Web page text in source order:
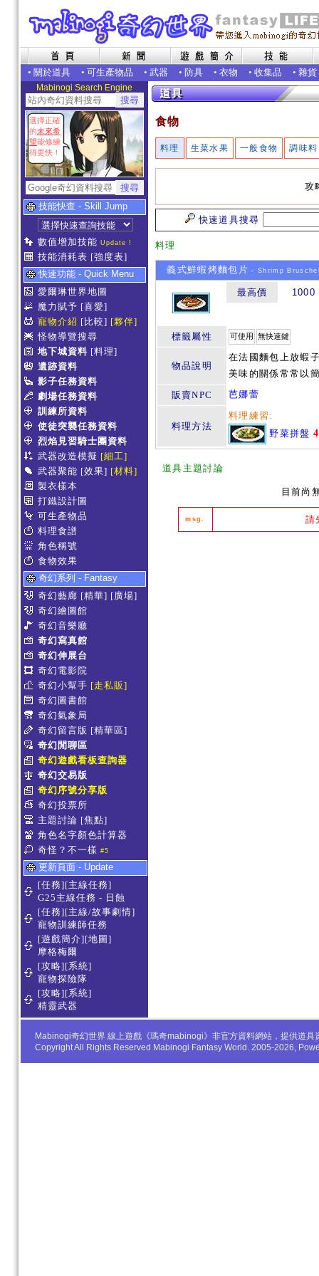
• 關於道具 • 可生產物品 • 武器 • 防具 • 衣物 • 收集品 • 雜貨
Mabinogi Search Engine
選擇正確
的未來希
望能修練
得更快！
技能快查 - Skill Jump
數值增加技能 Update !
技能消耗表 [強度表]
快速功能 - Quick Menu
愛爾琳世界地圖
魔力賦予 [喜愛]
寵物介紹 [比較] [夥伴]
怪物導覽搜尋
地下城資料 [料理]
遺跡資料
影子任務資料
劇場任務資料
訓練所資料
使徒突襲任務資料
烈焰見習騎士團資料
武器改造模擬 [細工]
武器聚能 [效果] [材料]
製衣樣本
打鐵設計圖
可生產物品
料理食譜
角色稱號
食物效果
奇幻系列 - Fantasy
奇幻藝廊 [精華] [廣場]
奇幻繪圖館
奇幻音樂廳
奇幻寫真館
奇幻伸展台
奇幻電影院
奇幻小幫手 [走私販]
奇幻圖書館
奇幻氣象局
奇幻留言版 [精華區]
奇幻閒聊區
奇幻遊戲看板查詢器
奇幻交易版
奇幻序號分享版
奇幻投票所
主題討論 [焦點]
角色名字顏色計算器
奇怪？不一樣 #5
更新頁面 - Update
[任務][主線任務]
G25主線任務 - 日蝕
[任務][主線/故事劇情]
寵物訓練師任務
[遊戲簡介][地圖]
摩格梅爾
[攻略][系統]
寵物探險隊
[攻略][系統]
精靈武器
食物
料理 生菜水果 一般食物 調味料
攻
快速道具搜尋
料理
義式鮮蝦烤麵包片 - Shrimp
最高價 1000
標籤屬性 可使用 無快速鍵
物品說明
在法國麵包上放蝦
美味的關係常常以
販賣NPC
芭娜蕾
料理方法
料理練習:
野菜拼盤
道具主題討論
目前尚
msg. 請
Mabinogi奇幻世界 線上遊戲《瑪奇mabinogi》非官方資料網站，提供道
Copyright All Rights Reserved Mabinogi Fantasy World. 2005-2026,